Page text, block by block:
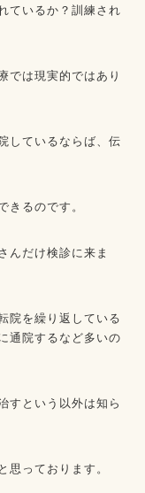
ているか？訓練され
では現実的ではあり
しているならば、伝
るのです。
んだけ検診に来ま
院を繰り返している
通院するなど多いの
すという以外は知ら
っております。